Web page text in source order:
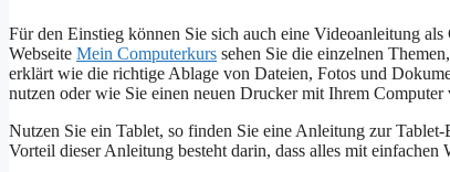
Für den Einstieg können Sie sich auch eine Videoanleitung
Webseite Mein Computerkurs sehen Sie die einzelnen
erklärt wie die richtige Ablage von Dateien, Fotos und
nutzen oder wie Sie einen neuen Drucker mit Ihrem Computer
Nutzen Sie ein Tablet, so finden Sie eine Anleitung zur
Vorteil dieser Anleitung besteht darin, dass alles mit einfachen